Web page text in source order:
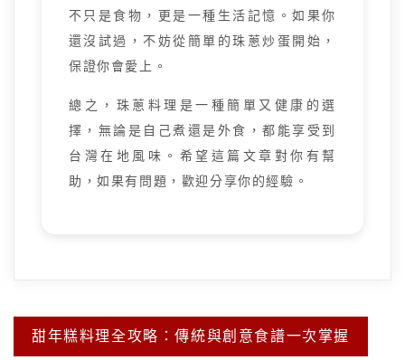
不只是食物，更是一種生活記憶。如果你
還沒試過，不妨從簡單的珠蔥炒蛋開始，
保證你會愛上。
總之，珠蔥料理是一種簡單又健康的選
擇，無論是自己煮還是外食，都能享受到
台灣在地風味。希望這篇文章對你有幫
助，如果有問題，歡迎分享你的經驗。
文
甜年糕料理全攻略：傳統與創意食譜一次掌握